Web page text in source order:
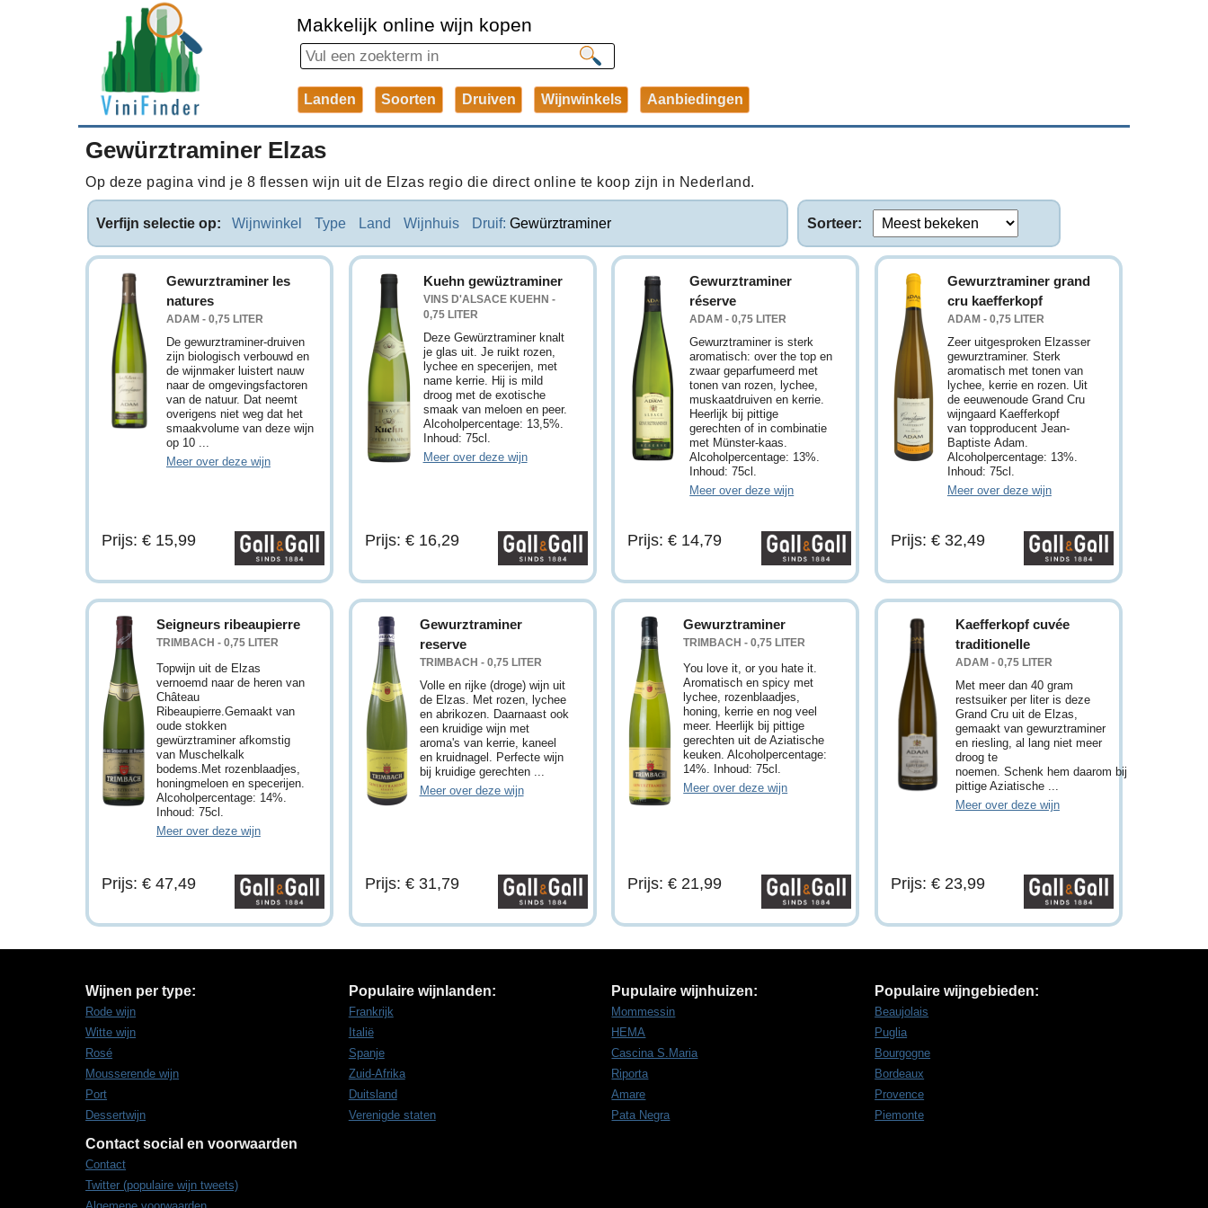
Makkelijk online wijn kopen
Landen Soorten Druiven Wijnwinkels Aanbiedingen
Gewürztraminer Elzas
Op deze pagina vind je 8 flessen wijn uit de Elzas regio die direct online te koop zijn in Nederland.
Verfijn selectie op: Wijnwinkel Type Land Wijnhuis Druif:Gewürztraminer Sorteer:
Gewurztraminer les
natures
ADAM - 0,75 LITER
De gewurztraminer-druiven
zijn biologisch verbouwd en
de wijnmaker luistert nauw
naar de omgevingsfactoren
van de natuur. Dat neemt
overigens niet weg dat het
smaakvolume van deze wijn
op 10 ...
Meer over deze wijn
Prijs: € 15,99
Kuehn gewüztraminer
VINS D'ALSACE KUEHN -
0,75 LITER
Deze Gewürztraminer knalt
je glas uit. Je ruikt rozen,
lychee en specerijen, met
name kerrie. Hij is mild
droog met de exotische
smaak van meloen en peer.
Alcoholpercentage: 13,5%.
Inhoud: 75cl.
Meer over deze wijn
Prijs: € 16,29
Gewurztraminer
réserve
ADAM - 0,75 LITER
Gewurztraminer is sterk
aromatisch: over the top en
zwaar geparfumeerd met
tonen van rozen, lychee,
muskaatdruiven en kerrie.
Heerlijk bij pittige
gerechten of in combinatie
met Münster-kaas.
Alcoholpercentage: 13%.
Inhoud: 75cl.
Meer over deze wijn
Prijs: € 14,79
Gewurztraminer grand
cru kaefferkopf
ADAM - 0,75 LITER
Zeer uitgesproken Elzasser
gewurztraminer. Sterk
aromatisch met tonen van
lychee, kerrie en rozen. Uit
de eeuwenoude Grand Cru
wijngaard Kaefferkopf
van topproducent Jean-
Baptiste Adam.
Alcoholpercentage: 13%.
Inhoud: 75cl.
Meer over deze wijn
Prijs: € 32,49
Seigneurs ribeaupierre
TRIMBACH - 0,75 LITER
Topwijn uit de Elzas
vernoemd naar de heren van
Château
Ribeaupierre.Gemaakt van
oude stokken
gewürztraminer afkomstig
van Muschelkalk
bodems.Met rozenblaadjes,
honingmeloen en specerijen.
Alcoholpercentage: 14%.
Inhoud: 75cl.
Meer over deze wijn
Prijs: € 47,49
Gewurztraminer
reserve
TRIMBACH - 0,75 LITER
Volle en rijke (droge) wijn uit
de Elzas. Met rozen, lychee
en abrikozen. Daarnaast ook
een kruidige wijn met
aroma's van kerrie, kaneel
en kruidnagel. Perfecte wijn
bij kruidige gerechten ...
Meer over deze wijn
Prijs: € 31,79
Gewurztraminer
TRIMBACH - 0,75 LITER
You love it, or you hate it.
Aromatisch en spicy met
lychee, rozenblaadjes,
honing, kerrie en nog veel
meer. Heerlijk bij pittige
gerechten uit de Aziatische
keuken. Alcoholpercentage:
14%. Inhoud: 75cl.
Meer over deze wijn
Prijs: € 21,99
Kaefferkopf cuvée
traditionelle
ADAM - 0,75 LITER
Met meer dan 40 gram
restsuiker per liter is deze
Grand Cru uit de Elzas,
gemaakt van gewurztraminer
en riesling, al lang niet meer
droog te
noemen. Schenk hem daarom bij
pittige Aziatische ...
Meer over deze wijn
Prijs: € 23,99
Wijnen per type:
Rode wijn
Witte wijn
Rosé
Mousserende wijn
Port
Dessertwijn
Populaire wijnlanden:
Frankrijk
Italië
Spanje
Zuid-Afrika
Duitsland
Verenigde staten
Pupulaire wijnhuizen:
Mommessin
HEMA
Cascina S.Maria
Riporta
Amare
Pata Negra
Populaire wijngebieden:
Beaujolais
Puglia
Bourgogne
Bordeaux
Provence
Piemonte
Contact social en voorwaarden
Contact
Twitter (populaire wijn tweets)